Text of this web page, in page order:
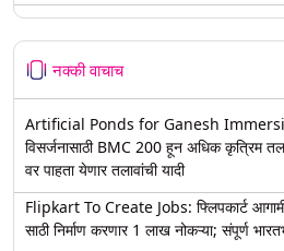
नक्की वाचाच
Artificial Ponds for Ganesh
विसर्जनासाठी BMC 200 हून अधिक कृत्रिम
वर पाहता येणार तलावांची यादी
Flipkart To Create Jobs: फ्लिपकार्ट
साठी निर्माण करणार 1 लाख नोकऱ्या; संपूर्ण